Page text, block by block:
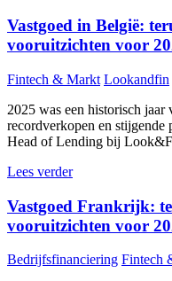
Vastgoed in België:
vooruitzichten voor
Fintech & Markt Lookandfin
2025 was een historisch
recordverkopen en stijgende
Head of Lending bij
Lees verder
Vastgoed Frankrijk:
vooruitzichten voor
Bedrijfsfinanciering Fintech